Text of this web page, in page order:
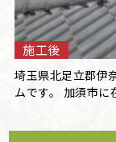
施工後
埼玉県北足立郡伊
ムです。 加須市に